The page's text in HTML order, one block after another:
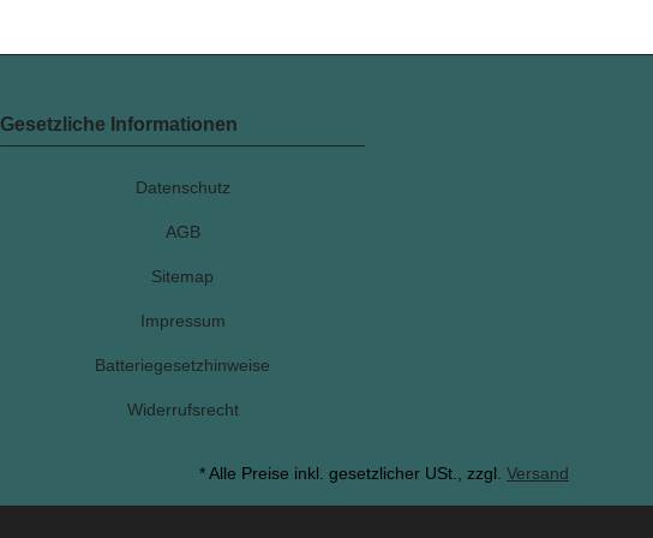
Gesetzliche Informationen
Datenschutz
AGB
Sitemap
Impressum
Batteriegesetzhinweise
Widerrufsrecht
* Alle Preise inkl. gesetzlicher USt., zzgl. Versand